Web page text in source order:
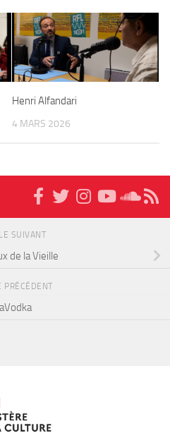
Henri Alfandari
4 MARS 2026
SUIVANT
de la Vieille
PRÉCÉDENT